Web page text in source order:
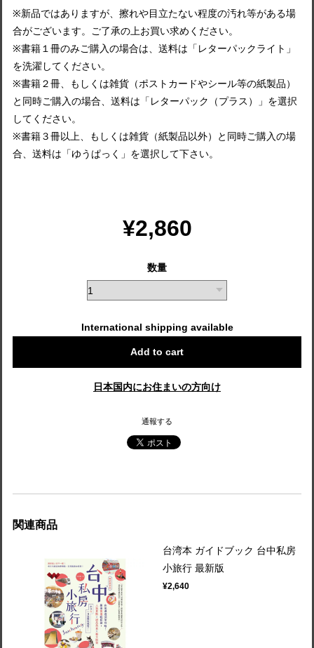
※新品ではありますが、擦れや目立たない程度の汚れ等がある場
合がございます。ご了承の上お買い求めください。
※書籍１冊のみご購入の場合は、送料は「レターパックライト」
を洗濯してください。
※書籍２冊、もしくは雑貨（ポストカードやシール等の紙製品）
と同時ご購入の場合、送料は「レターパック（プラス）」を選択
してください。
※書籍３冊以上、もしくは雑貨（紙製品以外）と同時ご購入の場
合、送料は「ゆうぱっく」を選択して下さい。
¥2,860
数量
International shipping available
Add to cart
日本国内にお住まいの方向け
通報する
関連商品
台湾本 ガイドブック 台中私房
小旅行 最新版
¥2,640